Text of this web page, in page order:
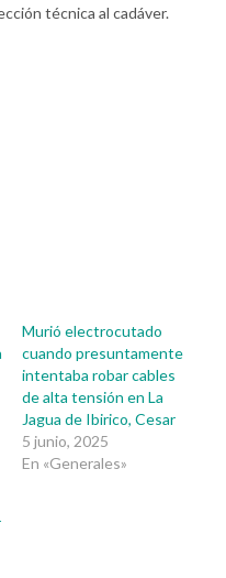
técnica al cadáver.
Murió electrocutado
cuando presuntamente
intentaba robar cables
de alta tensión en La
Jagua de Ibirico, Cesar
5 junio, 2025
En «Generales»